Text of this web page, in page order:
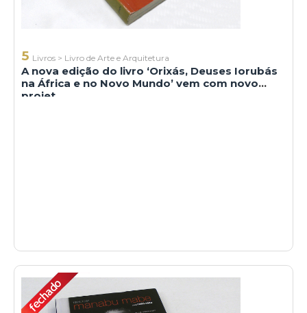
5 Livros > Livro de Arte e Arquitetura
A nova edição do livro ‘Orixás, Deuses Iorubás
na África e no Novo Mundo’ vem com novo
projet